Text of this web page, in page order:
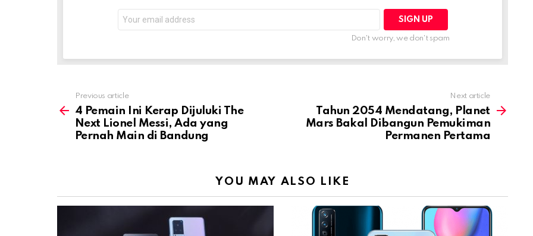
address:
Don't worry, we don't spam
more
Previous article
4 Pemain Ini Kerap Dijuluki The
Next Lionel Messi, Ada yang
Pernah Main di Bandung
Next article
Tahun 2054 Mendatang, Planet
Mars Bakal Dibangun Pemukiman
Permanen Pertama
YOU MAY ALSO LIKE